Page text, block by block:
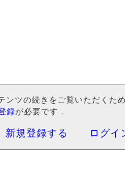
ンツの続きをご覧いただくた
録が必要です．
新規登録する ログイ